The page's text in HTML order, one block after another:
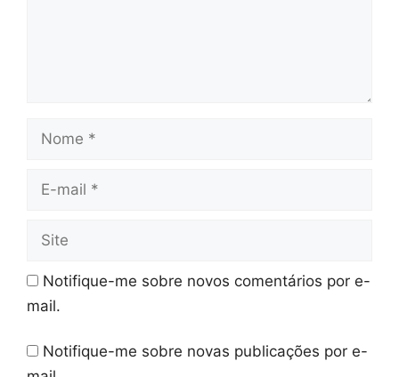
Nome
Site
Notifique-me sobre novos comentários por e-
mail.
Notifique-me sobre novas publicações por e-